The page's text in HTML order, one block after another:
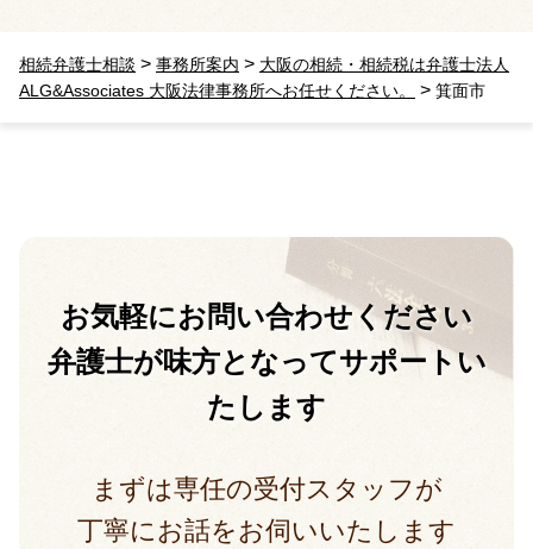
相続弁護士相談 > 事務所案内 > 大阪の相続・相続税は弁護士法人
ALG&Associates 大阪法律事務所へお任せください。
> 箕面市
お気軽にお問い合わせください
弁護士が味方となってサポートい
たします
まずは専任の受付スタッフが
丁寧にお話をお伺いいたします